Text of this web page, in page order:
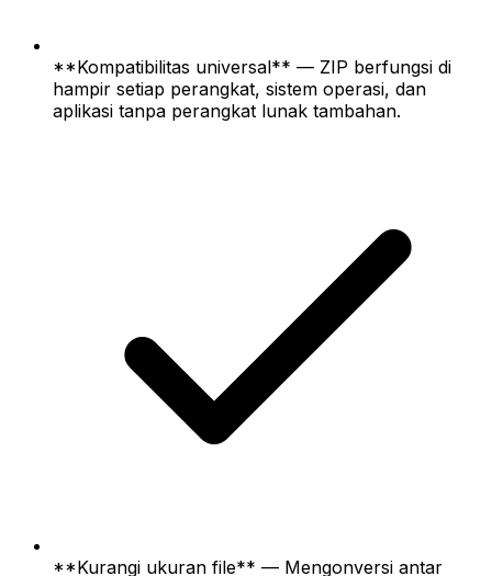
**Kompatibilitas universal** — ZIP berfungsi di
hampir setiap perangkat, sistem operasi, dan
aplikasi tanpa perangkat lunak tambahan.
**Kurangi ukuran file** — Mengonversi antar